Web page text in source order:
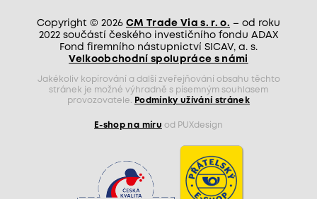
Copyright © 2026 CM Trade Via s. r. o. – od roku
2022 součástí českého investičního fondu ADAX
Fond firemního nástupnictví SICAV, a. s.
Velkoobchodní spolupráce s námi
Jakékoliv kopírování a další zveřejňování obsahu těchto
stránek je možné výhradně s písemným souhlasem
provozovatele.
Podmínky užívání stránek
E-shop na míru od PUXdesign